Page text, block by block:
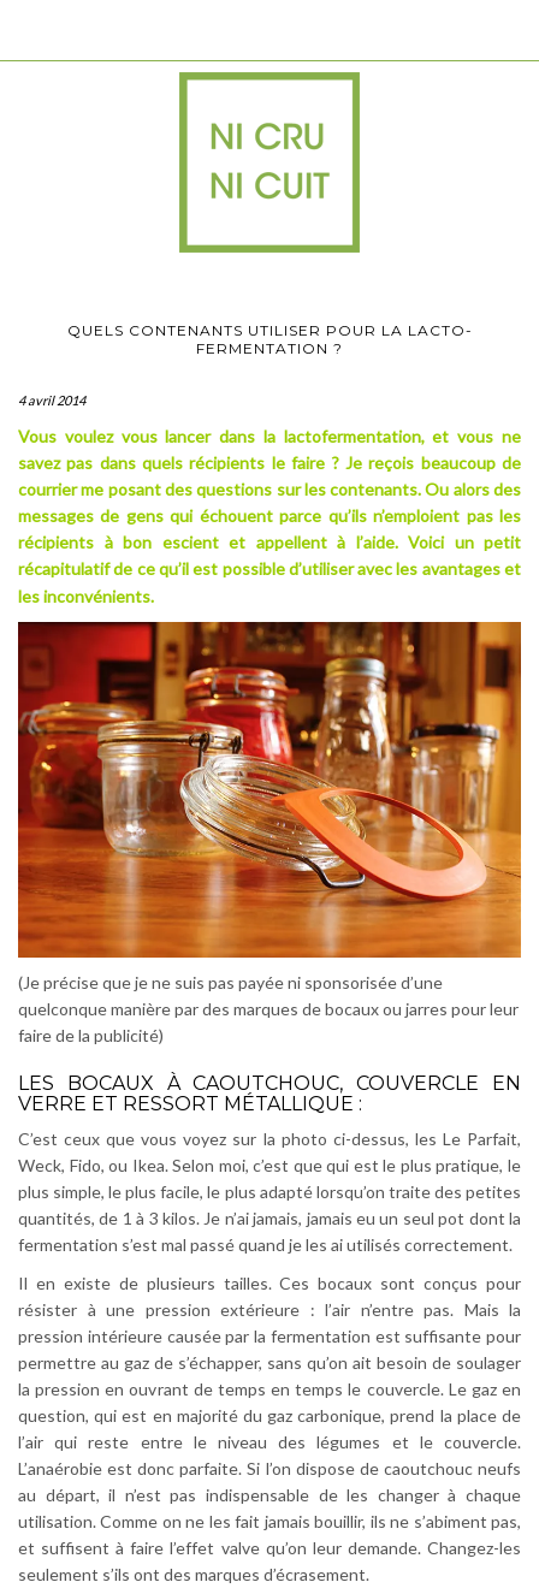
QUELS CONTENANTS UTILISER POUR LA LACTO-
FERMENTATION ?
4 avril 2014
Vous voulez vous lancer dans la lactofermentation, et vous ne
savez pas dans quels récipients le faire ? Je reçois beaucoup de
courrier me posant des questions sur les contenants. Ou alors des
messages de gens qui échouent parce qu’ils n’emploient pas les
récipients à bon escient et appellent à l’aide. Voici un petit
récapitulatif de ce qu’il est possible d’utiliser avec les avantages et
les inconvénients.
(Je précise que je ne suis pas payée ni sponsorisée d’une
quelconque manière par des marques de bocaux ou jarres pour leur
faire de la publicité)
LES BOCAUX À CAOUTCHOUC, COUVERCLE EN
VERRE ET RESSORT MÉTALLIQUE :
C’est ceux que vous voyez sur la photo ci-dessus, les Le Parfait,
Weck, Fido, ou Ikea. Selon moi, c’est que qui est le plus pratique, le
plus simple, le plus facile, le plus adapté lorsqu’on traite des petites
quantités, de 1 à 3 kilos. Je n’ai jamais, jamais eu un seul pot dont la
fermentation s’est mal passé quand je les ai utilisés correctement.
Il en existe de plusieurs tailles. Ces bocaux sont conçus pour
résister à une pression extérieure : l’air n’entre pas. Mais la
pression intérieure causée par la fermentation est suffisante pour
permettre au gaz de s’échapper, sans qu’on ait besoin de soulager
la pression en ouvrant de temps en temps le couvercle. Le gaz en
question, qui est en majorité du gaz carbonique, prend la place de
l’air qui reste entre le niveau des légumes et le couvercle.
L’anaérobie est donc parfaite. Si l’on dispose de caoutchouc neufs
au départ, il n’est pas indispensable de les changer à chaque
utilisation. Comme on ne les fait jamais bouillir, ils ne s’abiment pas,
et suffisent à faire l’effet valve qu’on leur demande. Changez-les
seulement s’ils ont des marques d’écrasement.